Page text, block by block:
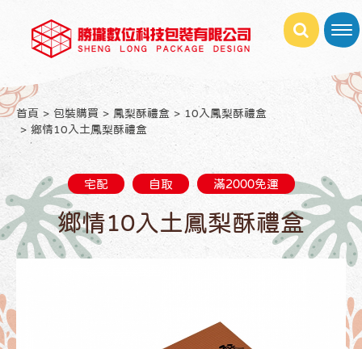
首頁 包裝購買 鳳梨酥禮盒
10入鳳梨酥禮盒
鄉情10入土鳳梨酥禮盒
宅配 自取 滿2000免運
鄉情10入土鳳梨酥禮盒